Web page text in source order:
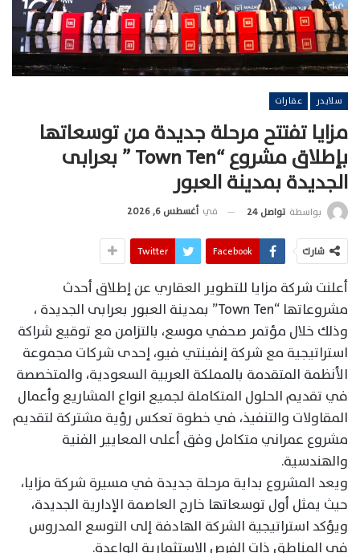
سلايدر عقارات
مزايا تفتتح مرحلة جديدة من توسعاتها
بإطلاق مشروع “Town Ten ” بعرابى
الجديدة بمدينة العبور
بواسطة تواصل 24 في أغسطس 6, 2026
شارك Facebook
Twitter
أعلنت شركة مزايا للتطوير العقاري عن إطلاق أحدث
مشروعاتها “Town Ten” بمدينة العبور بعرابى الجديدة ،
وذلك خلال مؤتمر صحفي موسع، بالتزامن مع توقيع شراكة
استراتيجية مع شركة إنفينتي فيو، إحدى شركات مجموعة
الأنظمة المتقدمة بالمملكة العربية السعودية، والمتخصصة
في تقديم الحلول المتكاملة لجميع انواع المشاريع وأعمال
المقاولات والتنفيذ، في خطوة تعكس رؤية مشتركة لتقديم
مشروع عمراني متكامل وفق أعلى المعايير الفنية
والهندسية.
ويعد المشروع بداية مرحلة جديدة في مسيرة شركة مزايا،
حيث يمثل أول توسعاتها خارج العاصمة الإدارية الجديدة،
ويؤكد استراتيجية الشركة الهادفة إلى التوسع المدروس
في المناطق ذات الفرص الاستثمارية الواعدة.